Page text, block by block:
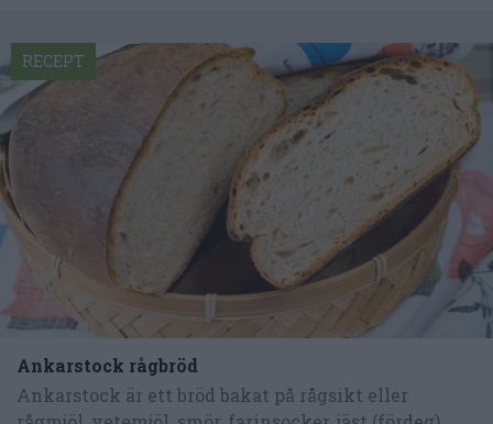
Ankarstock rågbröd
Ankarstock är ett bröd bakat på rågsikt eller
RECEPT